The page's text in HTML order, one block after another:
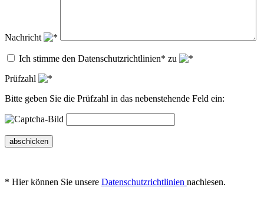
Nachricht
Ich stimme den Datenschutzrichtlinien* zu
Prüfzahl
Bitte geben Sie die Prüfzahl in das nebenstehende Feld ein:
abschicken
* Hier können Sie unsere Datenschutzrichtlinien nachlesen.